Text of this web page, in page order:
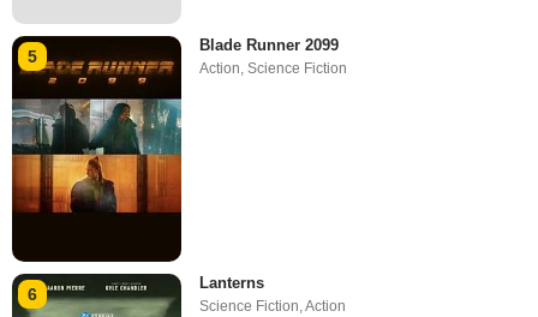
5
Blade Runner 2099
Action ,Science Fiction
6
Lanterns
Science Fiction,Action